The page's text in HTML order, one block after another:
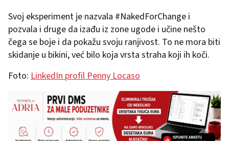
Svoj eksperiment je nazvala #NakedForChange i
pozvala i druge da izađu iz zone ugode i učine nešto
čega se boje i da pokažu svoju ranjivost. To ne mora biti
skidanje u bikini, već bilo koja vrsta straha koji ih koči.
Foto: LinkedIn profil Penny Locaso